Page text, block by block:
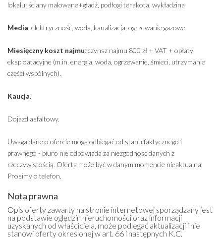
lokalu: ściany malowane+gładź, podłogi terakota, wykładzina
Media: elektryczność, woda, kanalizacja, ogrzewanie gazowe.
Miesięczny koszt najmu: czynsz najmu 800 zł + VAT + opłaty
eksploatacyjne (m.in. energia, woda, ogrzewanie, śmieci, utrzymanie
części wspólnych).
Kaucja.
Dojazd asfaltowy.
Uwaga dane o ofercie mogą odbiegać od stanu faktycznego i
prawnego - biuro nie odpowiada za niezgodność danych z
rzeczywistością. Oferta może być w danym momencie nieaktualna.
Prosimy o telefon.
Nota prawna
Opis oferty zawarty na stronie internetowej sporządzany jest
na podstawie oględzin nieruchomości oraz informacji
uzyskanych od właściciela, może podlegać aktualizacji i nie
stanowi oferty określonej w art. 66 i następnych K.C.